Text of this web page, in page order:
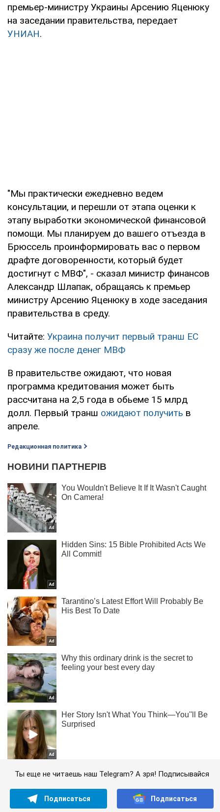
премьер-министру Украины Арсению Яценюку
на заседании правительства, передает
УНИАH.
"Мы практически ежедневно ведем
консультации, и перешли от этапа оценки к
этапу выработки экономической финансовой
помощи. Мы планируем до вашего отъезда в
Брюссель проинформировать вас о первом
драфте договоренности, который будет
достигнут с МВФ", - сказал министр финансов
Александр Шлапак, обращаясь к премьер
министру Арсению Яценюку в ходе заседания
правительства в среду.
Читайте: Украина получит первый транш ЕС
сразу же после денег МВФ
В правительстве ожидают, что новая
программа кредитования может быть
рассчитана на 2,5 года в обьеме 15 млрд
долл. Первый транш ожидают получить в
апреле.
Редакционная политика
Ты еще не читаешь наш Telegram? А зря! Подписывайся
Подписаться Подписаться